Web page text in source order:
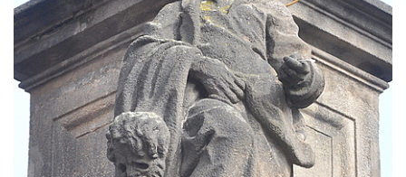
Panny Marie v Žatci
Socha sv. Jana Nepomuckého u kostela
Nanebevzetí Panny Marie v Žatci
Socha sv. Pavla u kostela Nanebevzetí
Panny Marie v Žatci
Socha sv. Norberta u kostela Nanebevzetí
Panny Marie v Žatci